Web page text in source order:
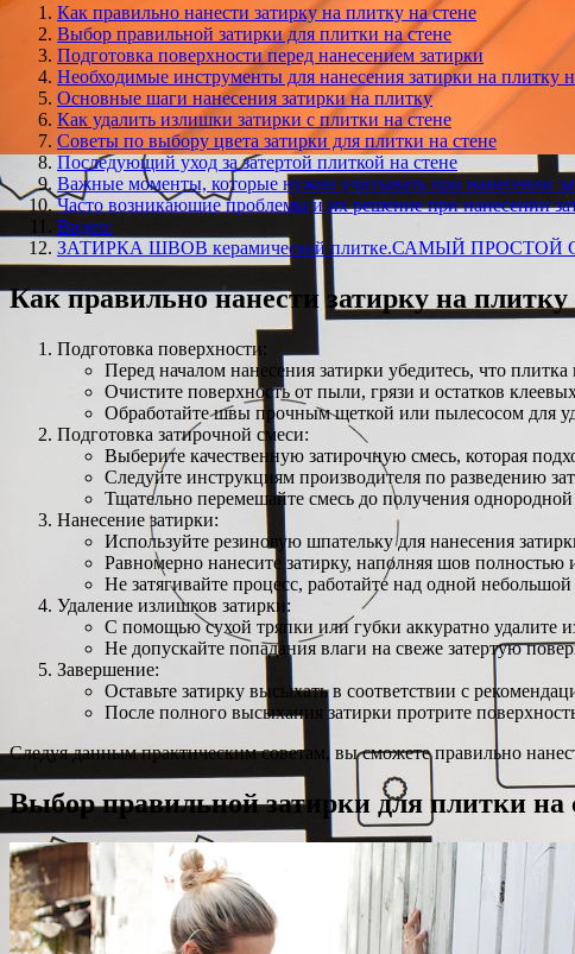
Как правильно нанести затирку на плитку на стене
Выбор правильной затирки для плитки на стене
Подготовка поверхности перед нанесением затирки
Необходимые инструменты для нанесения затирки на плитку
Основные шаги нанесения затирки на плитку
Как удалить излишки затирки с плитки на стене
Советы по выбору цвета затирки для плитки на стене
Последующий уход за затертой плиткой на стене
Важные моменты, которые нужно учитывать при нанесении
Часто возникающие проблемы и их решение при нанесении
Видео:
ЗАТИРКА ШВОВ керамической плитке.САМЫЙ
Как правильно нанести затирку на плитку
Подготовка поверхности:
Перед началом нанесения затирки убедитесь, что
Очистите поверхность от пыли, грязи и остатков
Обработайте швы прочным щеткой или пылесосом для
Подготовка затирочной смеси:
Выберите качественную затирочную смесь, которая
Следуйте инструкциям производителя по разведению
Тщательно перемешайте смесь до получения
Нанесение затирки:
Используйте резиновую шпательку для нанесения
Равномерно нанесите затирку, наполняя шов
Не затягивайте процесс, работайте над одной
Удаление излишков затирки:
С помощью сухой тряпки или губки аккуратно удалите
Не допускайте попадания влаги на свеже затертую
Завершение:
Оставьте затирку высыхать в соответствии с
После полного высыхания затирки протрите
Следуя данным практическим советам, вы сможете правильно
Выбор правильной затирки для плитки на